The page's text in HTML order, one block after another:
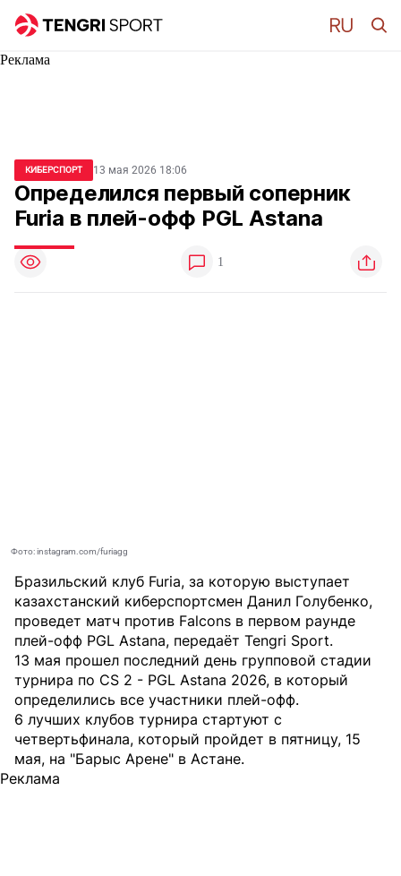
Реклама
КИБЕРСПОРТ 13 мая 2026 18:06
Определился первый соперник
Furia в плей-офф PGL Astana
1
Фото: instagram.com/furiagg
Бразильский клуб Furia, за которую выступает
казахстанский киберспортсмен Данил Голубенко,
проведет матч против Falcons в первом раунде
плей-офф PGL Astana, передаёт Tengri Sport.
13 мая прошел последний день групповой стадии
турнира по CS 2 - PGL Astana 2026, в который
определились все участники плей-офф.
6 лучших клубов турнира стартуют с
четвертьфинала, который пройдет в пятницу, 15
мая, на "Барыс Арене" в Астане.
Реклама